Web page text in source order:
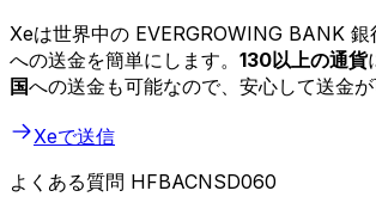
Xeは世界中の EVERGROWING BANK 銀
への送金を簡単にします。 130以上の通貨
国への送金も可能なので、安心して送金が
Xeで送信
よくある質問 HFBACNSD060